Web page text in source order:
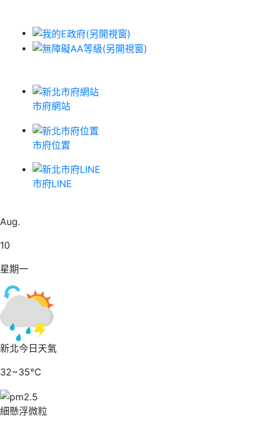
市府網站
市府位置
市府LINE
Aug.
10
星期一
新北今日天氣
32~35℃
細懸浮微粒